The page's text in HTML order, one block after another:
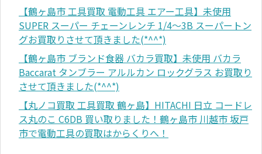
【鶴ヶ島市 工具買取 電動工具 エアー工具】未使用
SUPER スーパー チェーンレンチ 1/4～3B スーパートン
グお買取りさせて頂きました(*^^*)
【鶴ヶ島市 ブランド食器 バカラ買取】未使用 バカラ
Baccarat タンブラー アルルカン ロックグラス お買取り
させて頂きました(*^^*)
【丸ノコ買取 工具買取 鶴ヶ島】HITACHI 日立 コードレ
ス丸のこ C6DB 買い取りました！鶴ヶ島市 川越市 坂戸
市で電動工具の買取はからくりへ！